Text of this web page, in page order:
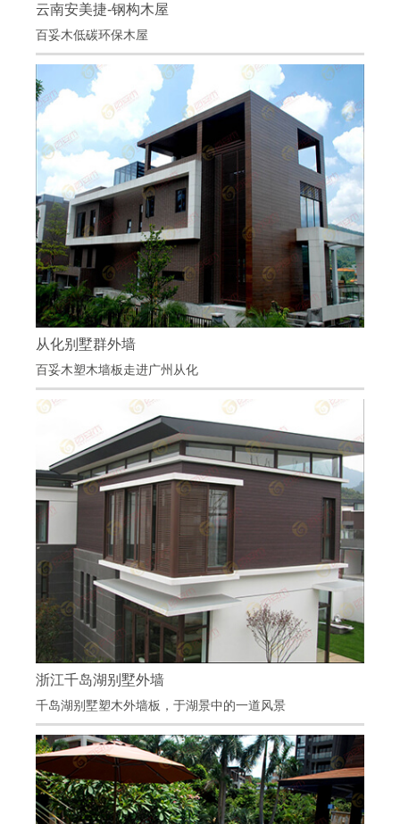
云南安美捷-钢构木屋
项目地点：云南
项目材料：百妥木墙板、百妥木地板、百妥木木
屋配件
低碳环保木屋，未来将会是各大旅游景区的一个
发展趋势
云南安美捷-钢构木屋
百妥木低碳环保木屋
从化别墅群外墙
项目材料：百妥木塑木外墙、百妥木方通
百妥木外墙板让家居更温暖
从化别墅群外墙
百妥木塑木墙板走进广州从化
浙江千岛湖别墅外墙
项目地点：浙江千岛湖
项目材料：百妥木塑木墙板、塑木方通
百妥木塑木外墙板户外使用寿命长达几十年
浙江千岛湖别墅外墙
千岛湖别墅塑木外墙板，于湖景中的一道风景